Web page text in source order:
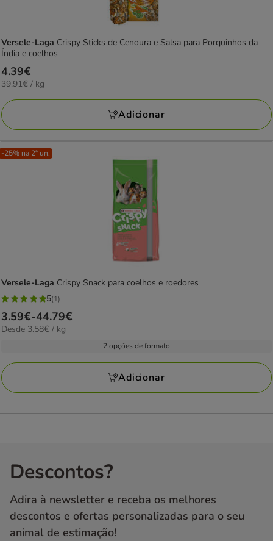
Versele-Laga Crispy Sticks de Cenoura e Salsa para Porquinhos da
Índia e coelhos
Preço
4.39€
4.39€
39.91€
KG
39.91€ / kg
Adicionar
-25% na 2ª un.
Versele-Laga Crispy Snack para coelhos e roedores
5
estrelas
com
avaliações
5(1)
Preço
de
44.79€
3.59€-44.79€
3.58€
Desde 3.58€ / kg
2 opções de formato
Adicionar
Descontos?
Adira à newsletter e receba os melhores
descontos e ofertas personalizadas para o seu
animal de estimação!